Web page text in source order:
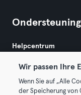
Ondersteuning
Helpcentrum
Wir passen Ihre
Wenn Sie auf „Alle
der Speicherung von